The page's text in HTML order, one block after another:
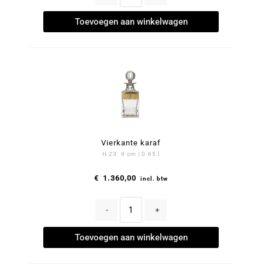
Toevoegen aan winkelwagen
Vierkante karaf
H 23. 9 cm | 0.65 l
€ 1.360,00 incl. btw
- +
Toevoegen aan winkelwagen